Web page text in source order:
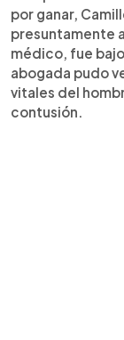
por ganar,
presuntamente
médico, fue
abogada pudo
vitales del
contusión.